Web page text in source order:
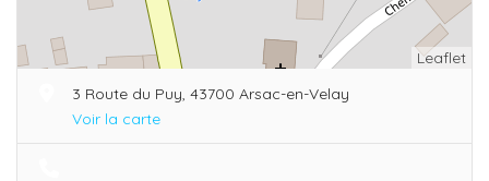
Leaflet
3 Route du Puy, 43700 Arsac-en-Velay
Voir la carte